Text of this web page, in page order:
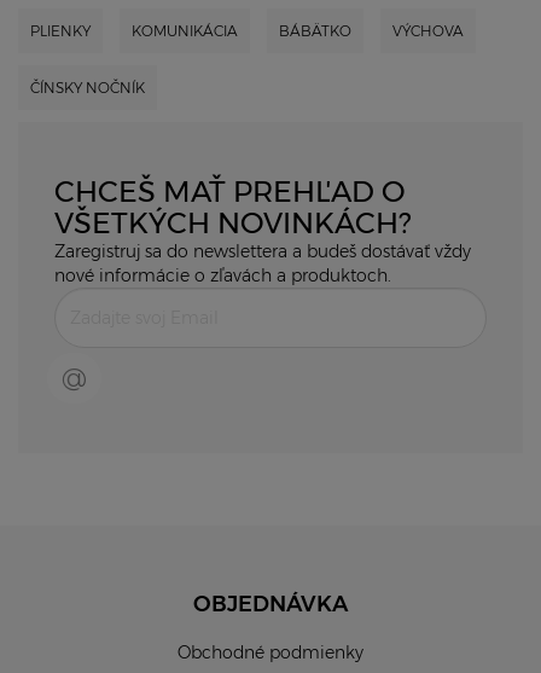
PLIENKY KOMUNIKÁCIA BÁBÄTKO VÝCHOVA
ČÍNSKY NOČNÍK
CHCEŠ MAŤ PREHĽAD O
VŠETKÝCH NOVINKÁCH?
Zaregistruj sa do newslettera a budeš dostávať vždy
nové informácie o zľavách a produktoch.
@
OBJEDNÁVKA
Obchodné podmienky